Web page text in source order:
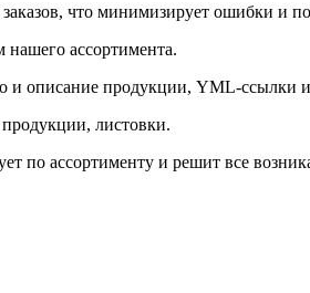
что минимизирует ошибки и
ассортимента.
и описание продукции, YML-ссылки
листовки.
по ассортименту и решит все